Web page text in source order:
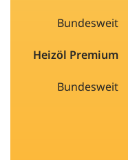
Bundesweit
Heizöl Premium
Bundesweit